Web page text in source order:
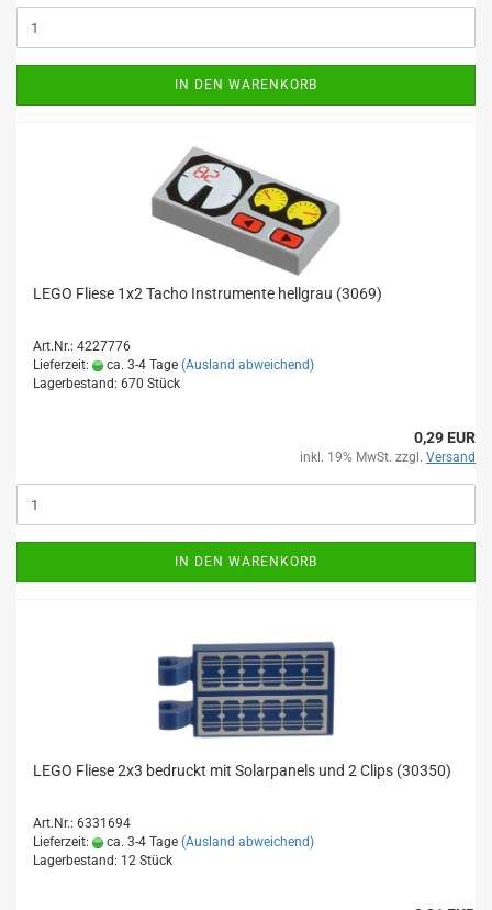
IN DEN WARENKORB
LEGO Fliese 1x2 Tacho Instrumente hellgrau (3069)
Art.Nr.: 4227776
Lieferzeit:
ca. 3-4 Tage (Ausland abweichend)
Lagerbestand: 670 Stück
0,29 EUR
inkl. 19% MwSt. zzgl. Versand
IN DEN WARENKORB
LEGO Fliese 2x3 bedruckt mit Solarpanels und 2 Clips (30350)
Art.Nr.: 6331694
Lieferzeit:
ca. 3-4 Tage (Ausland abweichend)
Lagerbestand: 12 Stück